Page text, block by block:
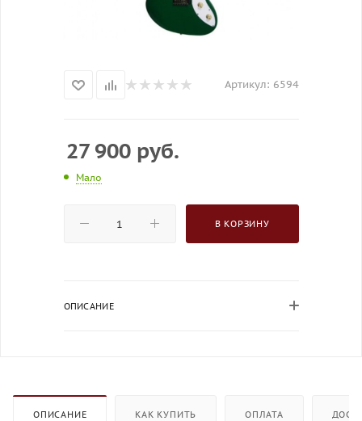
Артикул: 6594
27 900руб.
Мало
В КОРЗИНУ
ОПИСАНИЕ
ОПИСАНИЕ КАК КУПИТЬ ОПЛАТА